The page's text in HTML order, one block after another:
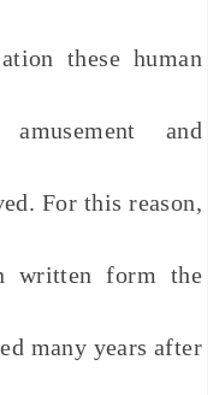
these human
and
For this reason,
written form the
many years after.